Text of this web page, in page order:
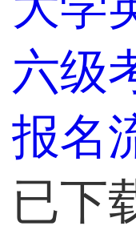
六级
报名
已下